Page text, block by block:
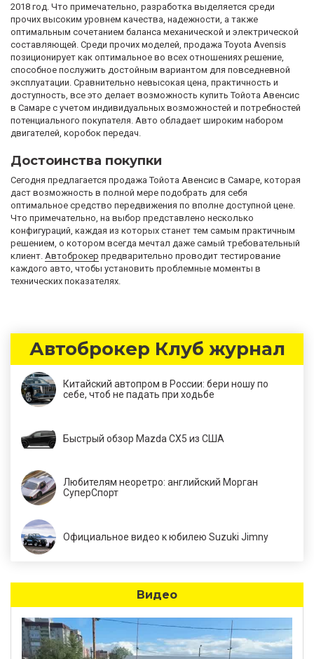
2018 год. Что примечательно, разработка выделяется среди
прочих высоким уровнем качества, надежности, а также
оптимальным сочетанием баланса механической и электрической
составляющей. Среди прочих моделей, продажа Toyota Avensis
позиционирует как оптимальное во всех отношениях решение,
способное послужить достойным вариантом для повседневной
эксплуатации. Сравнительно невысокая цена, практичность и
доступность, все это делает возможность купить Тойота Авенсис
в Самаре с учетом индивидуальных возможностей и потребностей
потенциального покупателя. Авто обладает широким набором
двигателей, коробок передач.
Достоинства покупки
Сегодня предлагается продажа Тойота Авенсис в Самаре, которая
даст возможность в полной мере подобрать для себя
оптимальное средство передвижения по вполне доступной цене.
Что примечательно, на выбор представлено несколько
конфигураций, каждая из которых станет тем самым практичным
решением, о котором всегда мечтал даже самый требовательный
клиент. Автоброкер предварительно проводит тестирование
каждого авто, чтобы установить проблемные моменты в
технических показателях.
Автоброкер Клуб журнал
Китайский автопром в России: бери ношу по
себе, чтоб не падать при ходьбе
Быстрый обзор Mazda CX5 из США
Любителям неоретро: английский Морган
СуперСпорт
Официальное видео к юбилею Suzuki Jimny
Видео